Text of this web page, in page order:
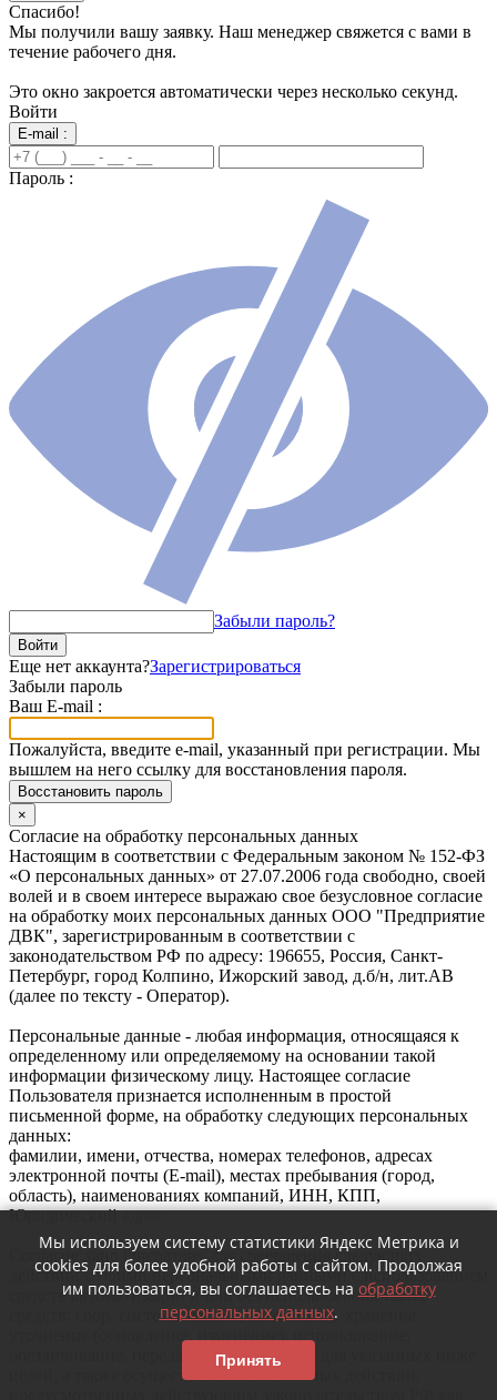
Спасибо!
Мы получили вашу заявку. Наш менеджер свяжется с вами в
течение рабочего дня.
Это окно закроется автоматически через несколько секунд.
Войти
E-mail :
Пароль :
Забыли пароль?
Войти
Еще нет аккаунта?Зарегистрироваться
Забыли пароль
Ваш E-mail :
Пожалуйста, введите e-mail, указанный при регистрации. Мы
вышлем на него ссылку для восстановления пароля.
Восстановить пароль
×
Согласие на обработку персональных данных
Настоящим в соответствии с Федеральным законом № 152-ФЗ
«О персональных данных» от 27.07.2006 года свободно, своей
волей и в своем интересе выражаю свое безусловное согласие
на обработку моих персональных данных ООО "Предприятие
ДВК", зарегистрированным в соответствии с
законодательством РФ по адресу: 196655, Россия, Санкт-
Петербург, город Колпино, Ижорский завод, д.б/н, лит.АВ
(далее по тексту - Оператор).
Персональные данные - любая информация, относящаяся к
определенному или определяемому на основании такой
информации физическому лицу. Настоящее согласие
Пользователя признается исполненным в простой
письменной форме, на обработку следующих персональных
данных:
фамилии, имени, отчества, номерах телефонов, адресах
электронной почты (E-mail), местах пребывания (город,
область), наименованиях компаний, ИНН, КПП,
Юридический адрес
Согласие дано Оператору для совершения следующих
действий с моими персональными данными с использованием
средств автоматизации и/или без использования таких
средств: сбор, систематизация, накопление, хранение,
уточнение (обновление, изменение), использование,
обезличивание, передача третьим лицам для указанных ниже
целей, а также осуществление любых иных действий,
Мы используем систему статистики Яндекс Метрика и
cookies для более удобной работы с сайтом. Продолжая
им пользоваться, вы соглашаетесь на обработку
персональных данных.
Принять